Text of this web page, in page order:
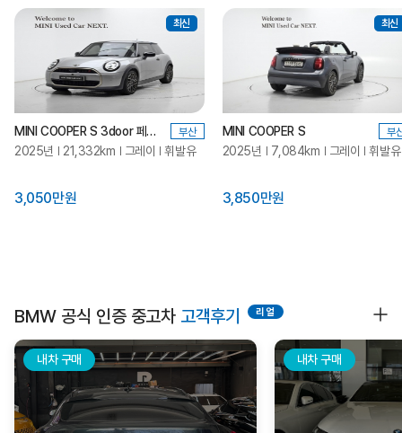
최신
MINI COOPER S 3door 페이버드 부산
2025년 21,332km 그레이 휘발유
3,050만원
최신
MINI COOPER S 부
2025년 7,084km 그레이 휘발유
3,850만원
BMW 공식 인증 중고차 고객후기
내차 구매 내차 구매